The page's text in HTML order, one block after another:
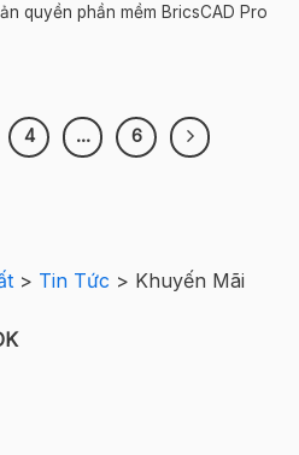
quyền phần mềm BricsCAD Pro
4 … 6
> Tin Tức > Khuyến Mãi